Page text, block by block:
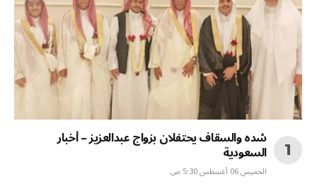
شده والسقاف يحتفلان بزواج عبدالعزيز – أخبار
السعودية
الخميس 06 أغسطس 5:30 ص